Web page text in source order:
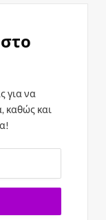
για να
καθώς και